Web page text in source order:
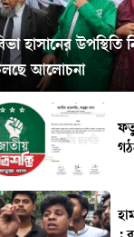
হাসানের উপস্থিতি
আলোচনা